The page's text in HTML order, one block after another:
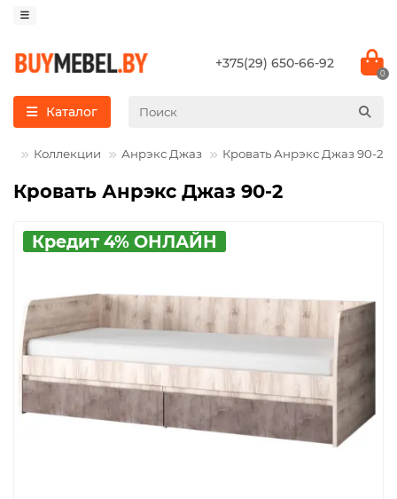
+375(29) 650-66-92
0
Каталог
Коллекции Анрэкс Джаз Кровать Анрэкс Джаз 90-2
Кровать Анрэкс Джаз 90-2
Кредит 4% ОНЛАЙН